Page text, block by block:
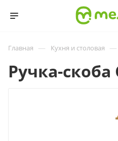
Главная — Кухня и столовая —
Ручка-скоба